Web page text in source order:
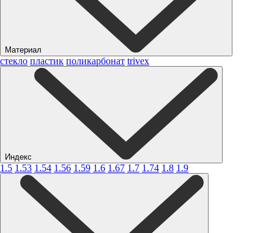
Материал
стекло пластик поликарбонат trivex
Индекс
1.5 1.53 1.54 1.56 1.59 1.6 1.67 1.7 1.74 1.8 1.9